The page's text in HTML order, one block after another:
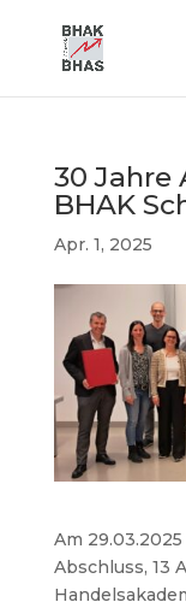
30 Jahre
BHAK
Apr. 1, 2025
Am
Abschluss, 13